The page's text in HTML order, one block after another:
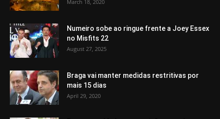
March 18, 2020
Numeiro sobe ao ringue frente a Joey Essex
no Misfits 22
August 27, 2025
Braga vai manter medidas restritivas por
mais 15 dias
April 29, 2020